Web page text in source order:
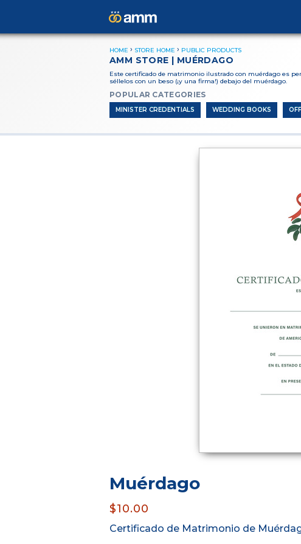
HOME STORE HOME PUBLIC PRODUCTS
AMM STORE | MUÉRDAGO
Este certificado de matrimonio ilustrado con muérdago es
séllelos con un beso (¡y una firma!) debajo del muérdago.
POPULAR CATEGORIES
MINISTER CREDENTIALS WEDDING BOOKS
Muérdago
$10.00
Certificado de Matrimonio de